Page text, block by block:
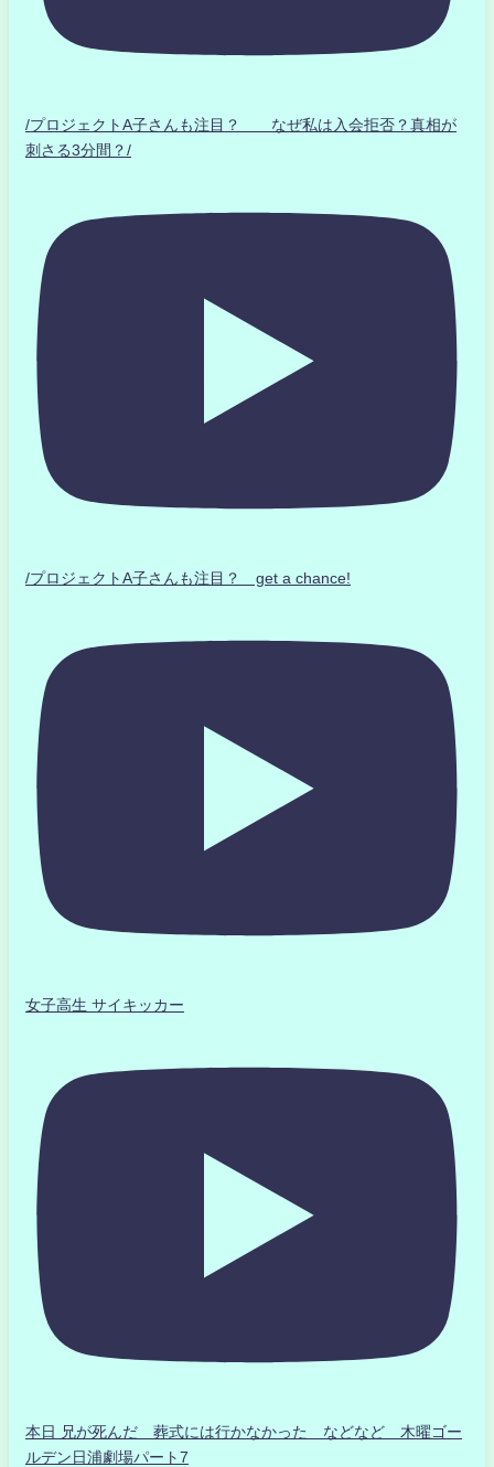
/プロジェクトA子さんも注目？ なぜ私は入会拒否？真相が
刺さる3分間？/
/プロジェクトA子さんも注目？ get a chance!
女子高生 サイキッカー
本日 兄が死んだ 葬式には行かなかった などなど 木曜ゴー
ルデン日浦劇場パート7